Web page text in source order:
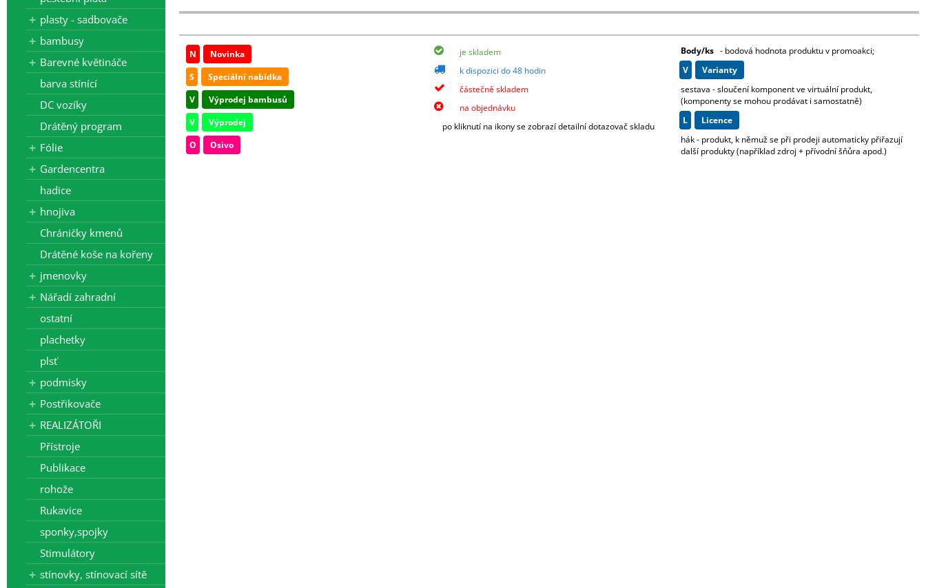
plasty - sadbovače
bambusy
Barevné květináče
barva stínící
DC vozíky
Drátěný program
Fólie
Gardencentra
hadice
hnojiva
Chráničky kmenů
Drátěné koše na kořeny
jmenovky
Nářadí zahradní
ostatní
plachetky
plsť
podmisky
Postřikovače
REALIZÁTOŘI
Přístroje
Publikace
rohože
Rukavice
sponky,spojky
Stimulátory
stínovky, stínovací sítě
Všechny ceny zde uvedené jsou bez DPH.
N
Novinka
S
Speciální nabídka
V
Výprodej bambusů
V
Výprodej
O
Osivo
je skladem
k dispozici do 48 hodin
částečně skladem
na objednávku
po kliknutí na ikony se zobrazí detailní dotazovač skladu
Body/ks - bodová hodnota produktu v promoakci;
v
varianty
sestava - sloučení komponent ve virtuální produkt,
(komponenty se mohou prodávat i samostatně)
L
licence
hák - produkt, k němuž se při prodeji automaticky přiřazují
další produkty (například zdroj + přívodní šňůra apod.)